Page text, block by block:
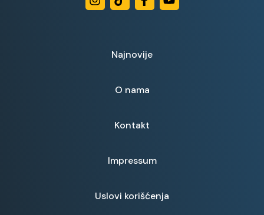
Najnovije
O nama
Kontakt
Impressum
Uslovi korišćenja